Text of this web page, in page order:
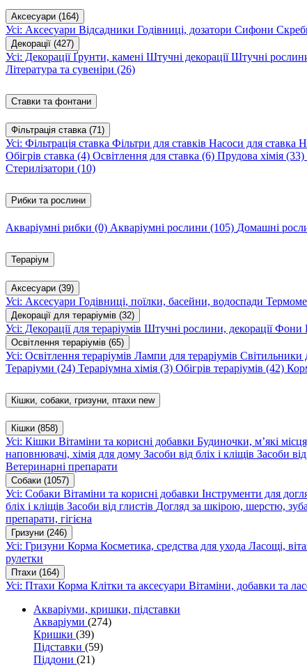
Аксесуари (164)
Усі: Аксесуари Відсадники Годівниці, дозатори Сифони
Декорації (427)
Усі: ДекораціїҐрунти, камені Штучні декораціїШтучні
Література та сувеніри (26)
Ставки та фонтани
Фільтрація ставка (71)
Усі: Фільтрація ставка Фільтри для ставків Насоси для ставка
Обігрів ставка (4) Освітлення для ставка (6) Прудова хімія (33)
Стерилізатори (10)
Рибки та рослини
Акваріумні рибки (0) Акваріумні рослини (105) Домашні
Тераріум
Аксесуари (39)
Усі: Аксесуари Годівниці, поїлки, басейни, водоспади
Декорації для тераріумів (32)
Усі: Декорації для тераріумів Штучні рослини, декораціїФони
Освітлення тераріумів (65)
Усі: Освітлення тераріумів Лампи для тераріумів Світильники
Тераріуми (24) Тераріумна хімія (3) Обігрів тераріумів (42)
Кішки, собаки, гризуни, птахи new
Кішки (858)
Усі: Кішки Вітаміни та корисні добавки Будиночки, м’які
наповнювачі, хімія для дому Засоби від бліх і кліщів Засоби
Ветеринарні препарати
Собаки (1057)
Усі: Собаки Вітаміни та корисні добавки Інструменти для
бліх і кліщів Засоби від глистів Догляд за шкірою, шерстю,
препарати, гігієна
Гризуни (246)
Усі: Гризуни Корма Косметика, средства для ухода Ласощі,
рулетки
Птахи (164)
Усі: Птахи Корма Клітки та аксесуари Вітаміни, добавки та
Акваріуми, кришки, підставки
Акваріуми (274)
Кришки (39)
Підставки (59)
Піддони (21)